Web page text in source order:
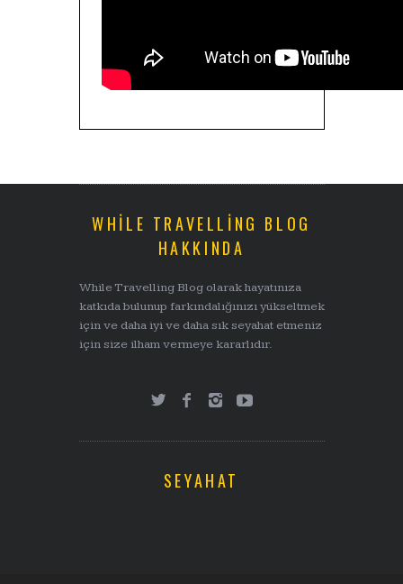
WHILE TRAVELLING BLOG
HAKKINDA
While Travelling Blog olarak hayatınıza
katkıda bulunup farkındalığınızı yükseltmek
için ve daha iyi ve daha sık seyahat etmeniz
için size ilham vermeye kararlıdır.
SEYAHAT